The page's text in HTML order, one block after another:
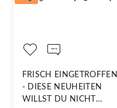
FRISCH EINGETROFFEN
- DIESE NEUHEITEN
WILLST DU NICHT